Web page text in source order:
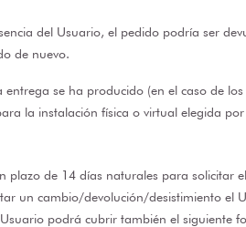
del Usuario, el pedido podría ser
de nuevo.
entrega se ha producido (en el caso de
la instalación física o virtual elegida
de 14 días naturales para solicitar
un cambio/devolución/desistimiento
podrá cubrir también el siguiente